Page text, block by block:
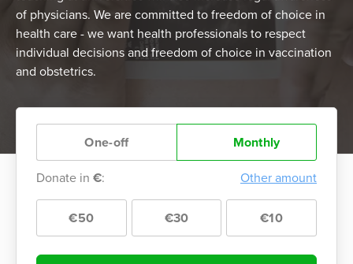
of physicians. We are committed to freedom of choice in
health care - we want health professionals to respect
individual decisions and freedom of choice in vaccination
and obstetrics.
One-off Monthly
Donate in €: Other amount
€50 €30 €10